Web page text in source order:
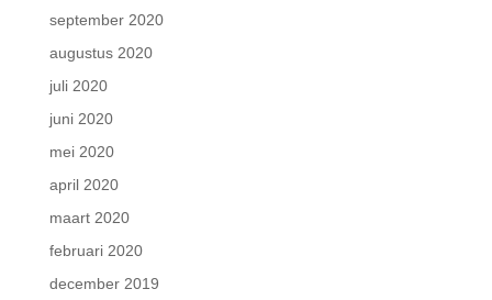
september 2020
augustus 2020
juli 2020
juni 2020
mei 2020
april 2020
maart 2020
februari 2020
december 2019